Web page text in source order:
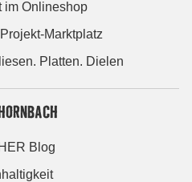
im Onlineshop
Marktplatz
Platten. Dielen
Blog